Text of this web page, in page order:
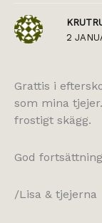
2
Grattis i
som mina
frostigt skägg.
God
/Lisa & tjejerna